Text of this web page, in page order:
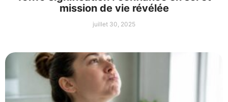
mission de vie révélée
juillet 30, 2025